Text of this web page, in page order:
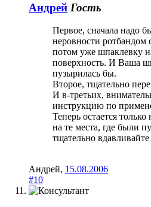
Андрей Гость
Первое, сначала надо
неровности ротбандом
потом уже шпаклевку
поверхность. И Ваша
пузырилась бы.
Второе, тщательно
И в-третьих,
инструкцию по
Теперь остается
на те места, где были
тщательно
Андрей, 15.08.2006
#10